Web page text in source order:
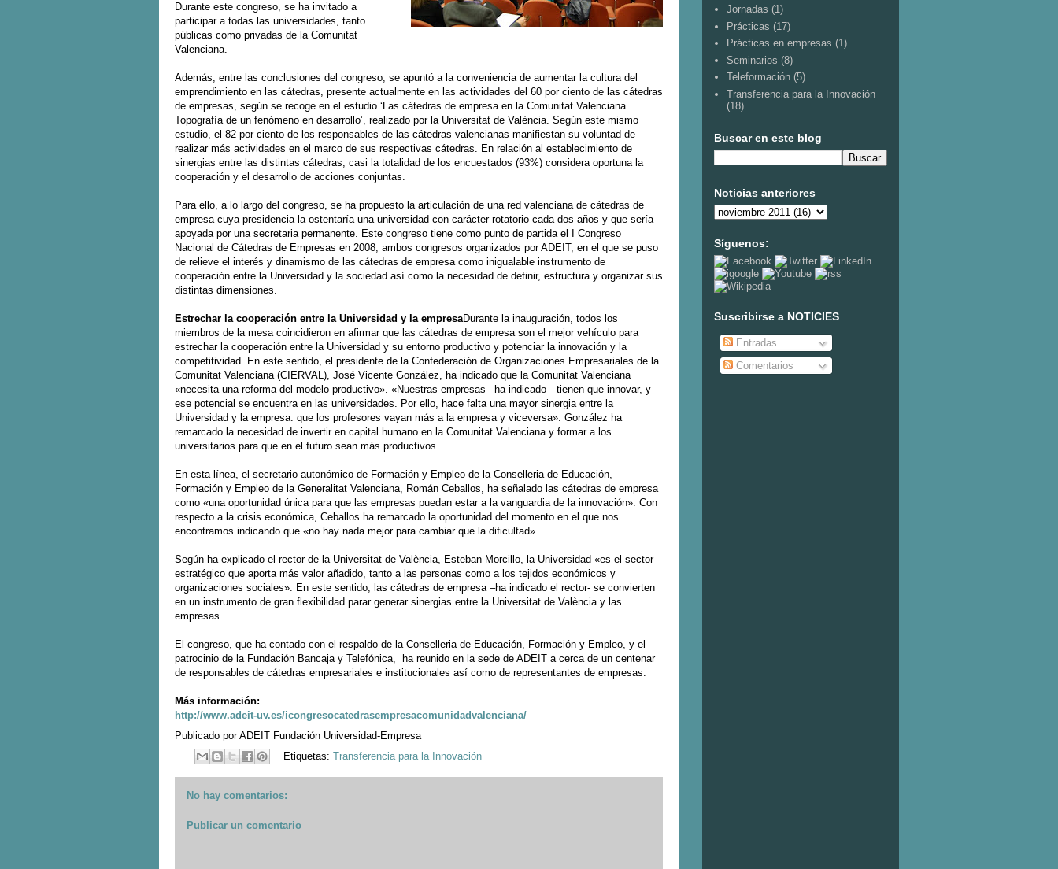
Durante este congreso, se ha invitado a
participar a todas las universidades, tanto
públicas como privadas de la Comunitat
Valenciana.
Además, entre las conclusiones del congreso, se apuntó a la conveniencia de aumentar la cultura del
emprendimiento en las cátedras, presente actualmente en las actividades del 60 por ciento de las cátedras
de empresas, según se recoge en el estudio ‘Las cátedras de empresa en la Comunitat Valenciana.
Topografía de un fenómeno en desarrollo’, realizado por la Universitat de València. Según este mismo
estudio, el 82 por ciento de los responsables de las cátedras valencianas manifiestan su voluntad de
realizar más actividades en el marco de sus respectivas cátedras. En relación al establecimiento de
sinergias entre las distintas cátedras, casi la totalidad de los encuestados (93%) considera oportuna la
cooperación y el desarrollo de acciones conjuntas.
Para ello, a lo largo del congreso, se ha propuesto la articulación de una red valenciana de cátedras de
empresa cuya presidencia la ostentaría una universidad con carácter rotatorio cada dos años y que sería
apoyada por una secretaria permanente. Este congreso tiene como punto de partida el I Congreso
Nacional de Cátedras de Empresas en 2008, ambos congresos organizados por ADEIT, en el que se puso
de relieve el interés y dinamismo de las cátedras de empresa como inigualable instrumento de
cooperación entre la Universidad y la sociedad así como la necesidad de definir, estructura y organizar sus
distintas dimensiones.
Estrechar la cooperación entre la Universidad y la empresaDurante la inauguración, todos los
miembros de la mesa coincidieron en afirmar que las cátedras de empresa son el mejor vehículo para
estrechar la cooperación entre la Universidad y su entorno productivo y potenciar la innovación y la
competitividad. En este sentido, el presidente de la Confederación de Organizaciones Empresariales de la
Comunitat Valenciana (CIERVAL), José Vicente González, ha indicado que la Comunitat Valenciana
«necesita una reforma del modelo productivo». «Nuestras empresas –ha indicado─ tienen que innovar, y
ese potencial se encuentra en las universidades. Por ello, hace falta una mayor sinergia entre la
Universidad y la empresa: que los profesores vayan más a la empresa y viceversa». González ha
remarcado la necesidad de invertir en capital humano en la Comunitat Valenciana y formar a los
universitarios para que en el futuro sean más productivos.
En esta línea, el secretario autonómico de Formación y Empleo de la Conselleria de Educación,
Formación y Empleo de la Generalitat Valenciana, Román Ceballos, ha señalado las cátedras de empresa
como «una oportunidad única para que las empresas puedan estar a la vanguardia de la innovación». Con
respecto a la crisis económica, Ceballos ha remarcado la oportunidad del momento en el que nos
encontramos indicando que «no hay nada mejor para cambiar que la dificultad».
Según ha explicado el rector de la Universitat de València, Esteban Morcillo, la Universidad «es el sector
estratégico que aporta más valor añadido, tanto a las personas como a los tejidos económicos y
organizaciones sociales». En este sentido, las cátedras de empresa –ha indicado el rector- se convierten
en un instrumento de gran flexibilidad parar generar sinergias entre la Universitat de València y las
empresas.
El congreso, que ha contado con el respaldo de la Conselleria de Educación, Formación y Empleo, y el
patrocinio de la Fundación Bancaja y Telefónica, ha reunido en la sede de ADEIT a cerca de un centenar
de responsables de cátedras empresariales e institucionales así como de representantes de empresas.
Más información:
http://www.adeit-uv.es/icongresocatedrasempresacomunidadvalenciana/
Publicado porADEIT Fundación Universidad-Empresa
Etiquetas: Transferencia para la Innovación
No hay comentarios:
Publicar un comentario
Jornadas (1)
Prácticas (17)
Prácticas en empresas (1)
Seminarios (8)
Teleformación (5)
Transferencia para la Innovación
(18)
Buscar en este blog
Noticias anteriores
Síguenos:
Suscribirse a NOTICIES
Entradas
Comentarios